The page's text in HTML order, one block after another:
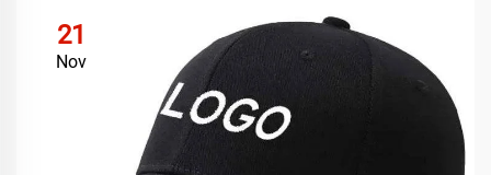
21
Nov